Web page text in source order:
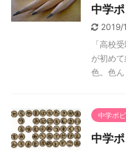
中学
2019/
「高校
が初め
色。色ん
中学ポ
中学